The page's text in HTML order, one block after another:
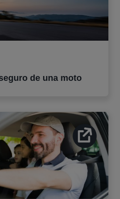
de una moto